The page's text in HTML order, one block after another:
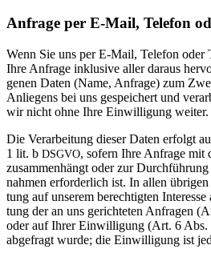
Anfrage per E‑Mail, Telefon
Wenn Sie uns per E‑Mail, Telefon
Ihre Anfrage inklu­sive aller daraus
genen Daten (Name, Anfrage) zum
Anlie­gens bei uns gespei­chert und
wir nicht ohne Ihre Ein­wil­li­gung weiter.
Die Ver­ar­bei­tung dieser Daten erfolgt
1 lit. b DSGVO, sofern Ihre Anfrage mit
zusam­men­hängt oder zur
nahmen erfor­der­lich ist. In allen
tung auf unserem berech­tigten
tung der an uns gerich­teten Anfragen
oder auf Ihrer Ein­wil­li­gung (Art. 6 Abs.
abge­fragt wurde; die Ein­wil­li­gung ist